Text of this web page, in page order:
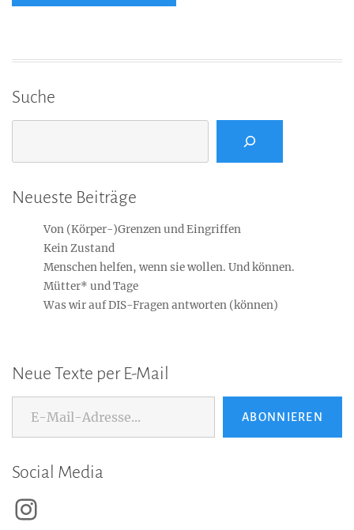
Suche
Neueste Beiträge
Von (Körper-)Grenzen und Eingriffen
Kein Zustand
Menschen helfen, wenn sie wollen. Und können.
Mütter* und Tage
Was wir auf DIS-Fragen antworten (können)
Neue Texte per E-Mail
E-Mail-Adresse...
ABONNIEREN
Social Media
Instagram